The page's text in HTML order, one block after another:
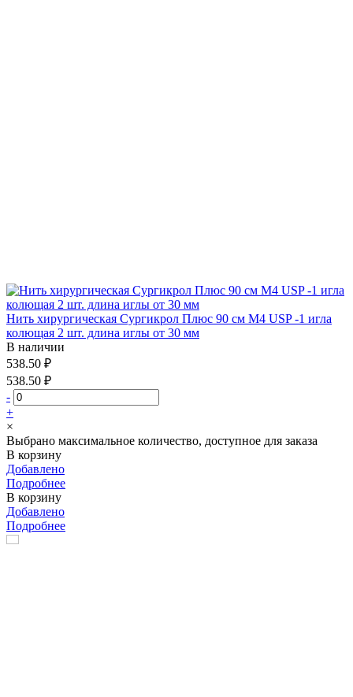
Нить хирургическая Сургикрол Плюс 90 см М4 USP -1 игла
колющая 2 шт. длина иглы от 30 мм
В наличии
538.50 ₽
538.50 ₽
-
+
×
Выбрано максимальное количество, доступное для заказа
В корзину
Добавлено
Подробнее
В корзину
Добавлено
Подробнее